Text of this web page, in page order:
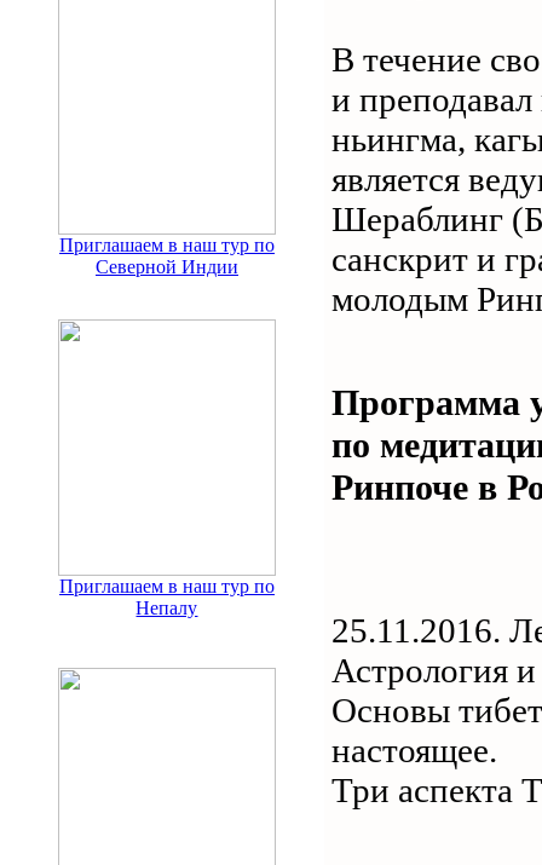
Приглашаем в наш тур по
Северной Индии
Приглашаем в наш тур по
Непалу
В течение
и преподавал
ньингма,
является
Шераблинг
санскрит и
молодым
Программа
по
Ринпоче в
25.11.2016.
Астрология
Основы
настоящее.
Три аспекта